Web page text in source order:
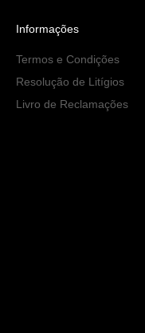
Informações
Termos e Condições
Resolução de Litígios
Livro de Reclamações